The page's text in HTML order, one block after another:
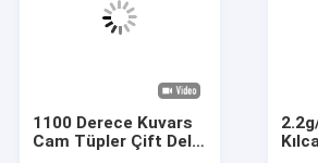
1100 Derece Kuvars
Cam Tüpler Çift Delik